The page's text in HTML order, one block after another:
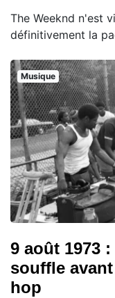
The Weeknd n'est
définitivement la
Musique
9 août 1973
souffle
hop